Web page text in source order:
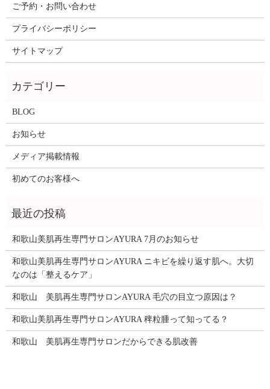
ご予約・お問い合わせ
プライバシーポリシー
サイトマップ
BLOG
お知らせ
メディア掲載情報
初めてのお客様へ
和歌山美肌再生専門サロンAYURA 7月のお知らせ
和歌山美肌再生専門サロンAYURA ニキビを繰り返す肌へ。大切
なのは「整えるケア」
和歌山 美肌再生専門サロンAYURA 毛穴の目立つ原因は？
和歌山美肌再生専門サロンAYURA 稗粒腫って知ってる？
和歌山 美肌再生専門サロンだからできる肌改善